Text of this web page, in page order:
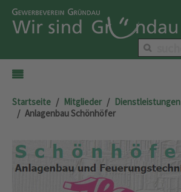
Startseite Mitglieder
Dienstleistungen
Anlagenbau Schönhöfer